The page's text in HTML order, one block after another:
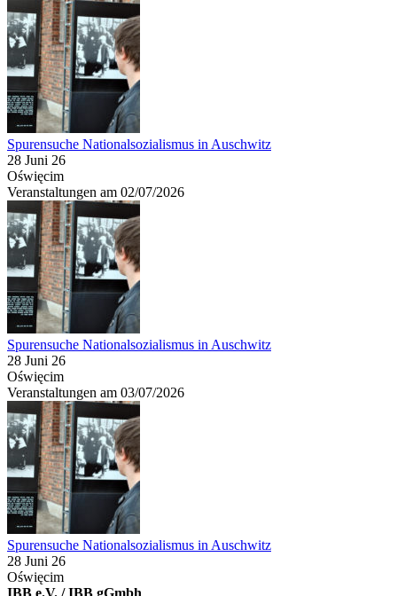
Spurensuche Nationalsozialismus in Auschwitz
28 Juni 26
Oświęcim
Veranstaltungen am 02/07/2026
Spurensuche Nationalsozialismus in Auschwitz
28 Juni 26
Oświęcim
Veranstaltungen am 03/07/2026
Spurensuche Nationalsozialismus in Auschwitz
28 Juni 26
Oświęcim
IBB e.V. / IBB gGmbh